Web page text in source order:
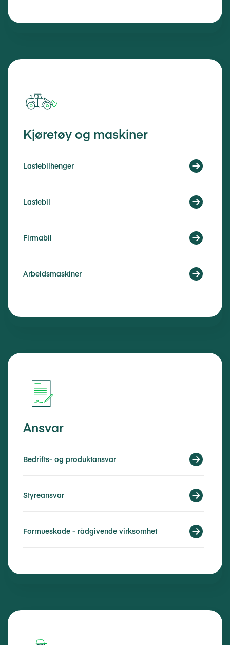
Kjøretøy og maskiner
Lastebilhenger
Lastebil
Firmabil
Arbeidsmaskiner
Ansvar
Bedrifts- og produktansvar
Styreansvar
Formueskade - rådgivende virksomhet